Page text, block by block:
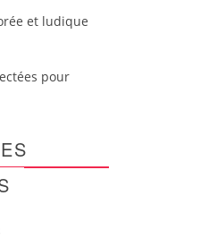
et ludique
pour